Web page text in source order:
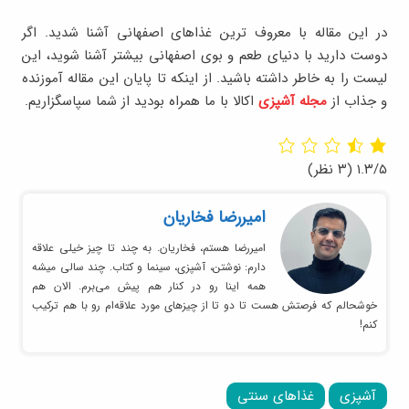
در این مقاله با معروف ترین غذاهای اصفهانی آشنا شدید. اگر
دوست دارید با دنیای طعم و بوی اصفهانی بیشتر آشنا شوید، این
لیست را به خاطر داشته باشید. از اینکه تا پایان این مقاله آموزنده
و جذاب از مجله آشپزی اکالا با ما همراه بودید از شما سپاسگزاریم.
۱.۳/۵ (۳ نظر)
امیر‌رضا فخاریان
امیررضا هستم، فخاریان. به چند تا چیز خیلی علاقه
دارم: نوشتن، آشپزی، سینما و کتاب. چند سالی میشه
همه اینا رو در کنار هم پیش می‌برم. الان هم
خوشحالم که فرصتش هست تا دو تا از چیزهای مورد علاقه‌ام رو با هم ترکیب
کنم!
آشپزی غذاهای سنتی